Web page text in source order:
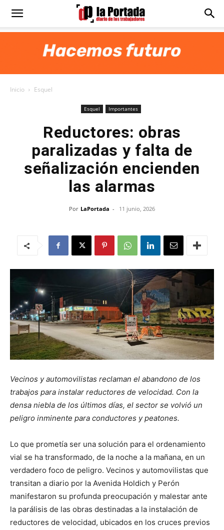
Diario
Inicio Esquel
Esquel Importantes
Reductores: obras
paralizadas y falta de
señalización encienden
las alarmas
Por LaPortada - 11 junio, 2026
Vecinos y automovilistas reclaman el abandono de los
trabajos para instalar reductores de velocidad. Con la
densa niebla de los últimos días, el sector se volvió un
peligro inminente para conductores y peatones.
Lo que prometía ser una solución para el ordenamiento
vial se ha transformado, de la noche a la mañana, en un
verdadero foco de peligro. Vecinos y automovilistas que
transitan a diario por la Avenida Holdich y Perón
manifestaron su profunda preocupación y malestar ante
la parálisis de las obras destinadas a la instalación de
reductores de velocidad, ubicados en los cruces previos